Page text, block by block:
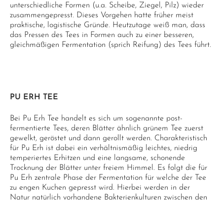
unterschiedliche Formen (u.a. Scheibe, Ziegel, Pilz) wieder
zusammengepresst. Dieses Vorgehen hatte früher meist
praktische, logistische Gründe. Heutzutage weiß man, dass
das Pressen des Tees in Formen auch zu einer besseren,
gleichmäßigen Fermentation (sprich Reifung) des Tees führt.
PU ERH TEE
Bei Pu Erh Tee handelt es sich um sogenannte post-
fermentierte Tees, deren Blätter ähnlich grünem Tee zuerst
gewelkt, geröstet und dann gerollt werden. Charakteristisch
für Pu Erh ist dabei ein verhältnismäßig leichtes, niedrig
temperiertes Erhitzen und eine langsame, schonende
Trocknung der Blätter unter freiem Himmel. Es folgt die für
Pu Erh zentrale Phase der Fermentation für welche der Tee
zu engen Kuchen gepresst wird. Hierbei werden in der
Natur natürlich vorhandene Bakterienkulturen zwischen den